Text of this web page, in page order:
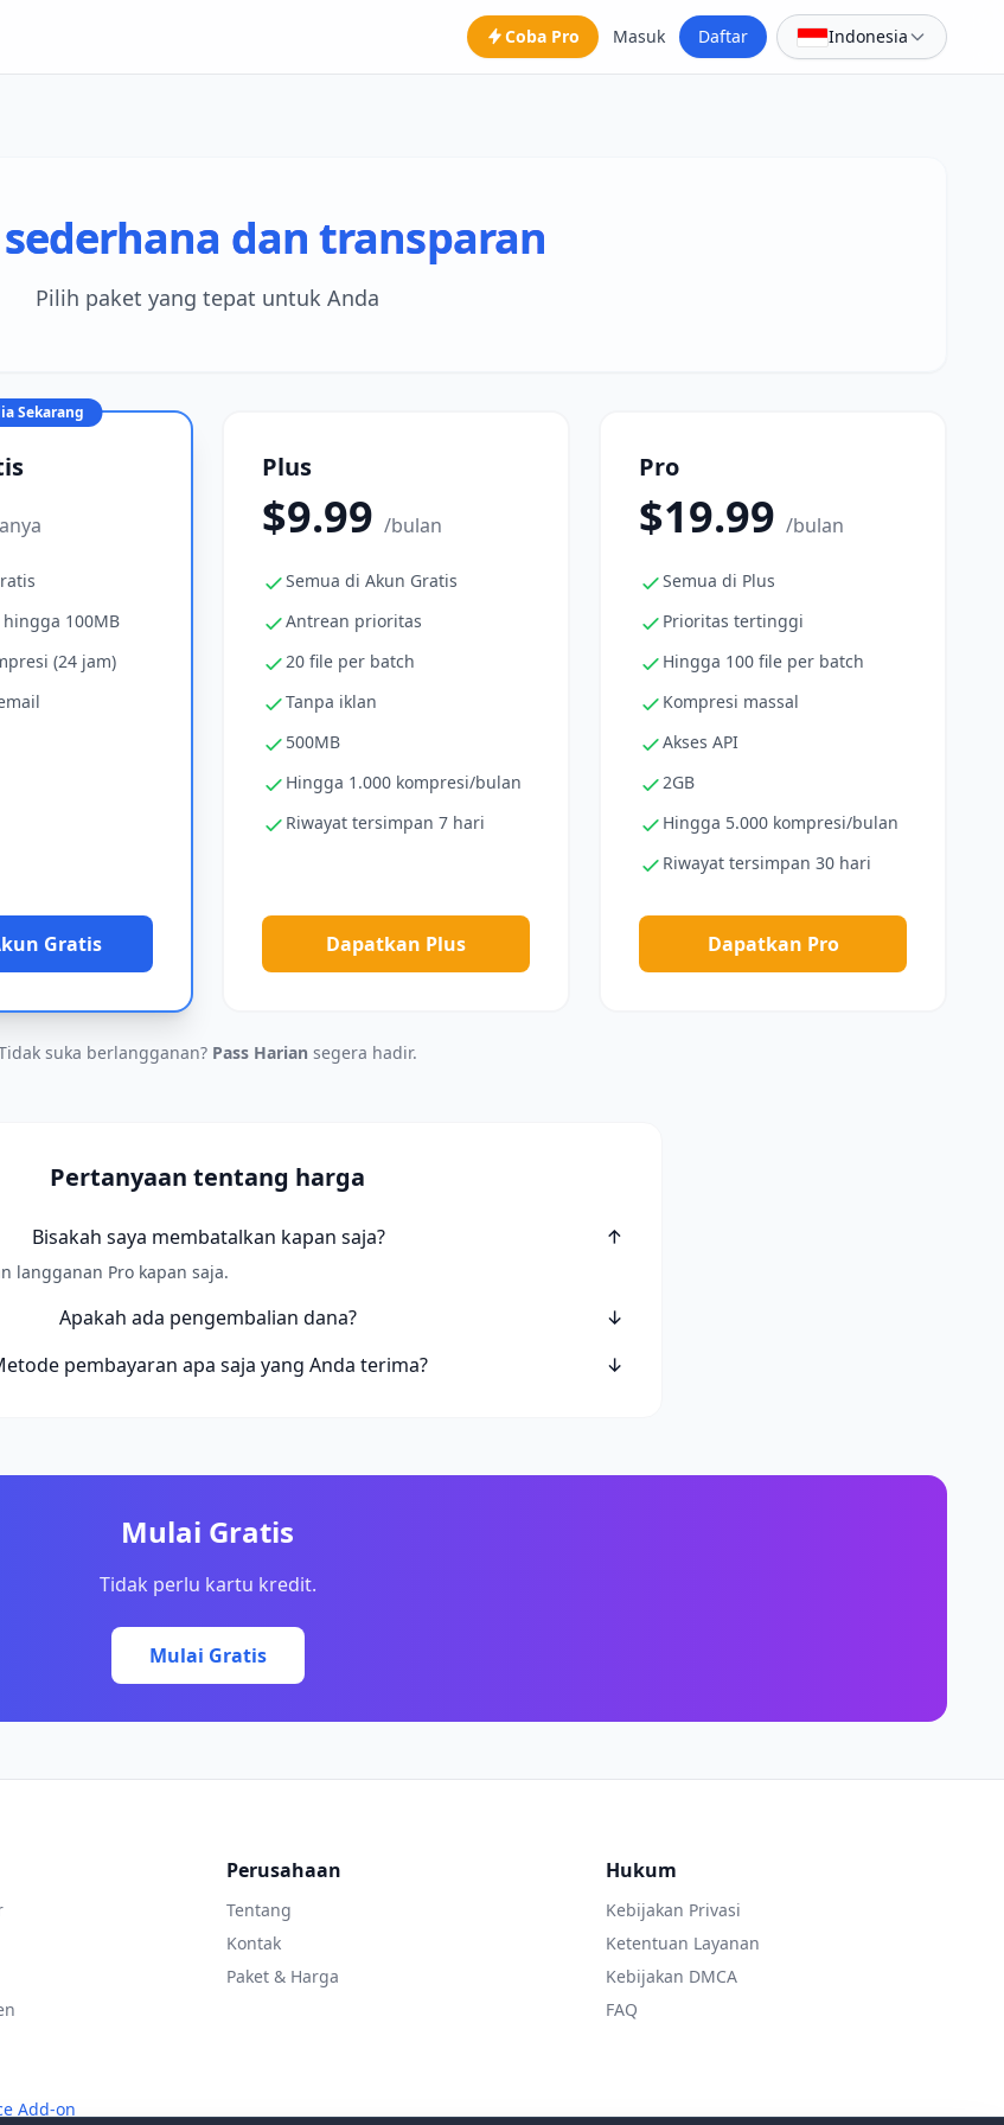
Coba Pro Masuk Daftar Indonesia
dan transparan
Pilih paket yang tepat untuk Anda
Sekarang
100MB
(24 jam)
Gratis
Plus
$9.99 /bulan
Semua di Akun Gratis
Antrean prioritas
20 file per batch
Tanpa iklan
500MB
Hingga 1.000 kompresi/bulan
Riwayat tersimpan 7 hari
Dapatkan Plus
Pro
$19.99 /bulan
Semua di Plus
Prioritas tertinggi
Hingga 100 file per batch
Kompresi massal
Akses API
2GB
Hingga 5.000 kompresi/bulan
Riwayat tersimpan 30 hari
Dapatkan Pro
suka berlangganan? Pass Harian segera hadir.
Pertanyaan tentang harga
Bisakah saya membatalkan kapan saja? ↓
langganan Pro kapan saja.
Apakah ada pengembalian dana?
↓
pembayaran apa saja yang Anda terima?
↓
Mulai Gratis
Tidak perlu kartu kredit.
Mulai Gratis
Add-on
Perusahaan
Tentang
Kontak
Paket & Harga
Hukum
Kebijakan Privasi
Ketentuan Layanan
Kebijakan DMCA
FAQ